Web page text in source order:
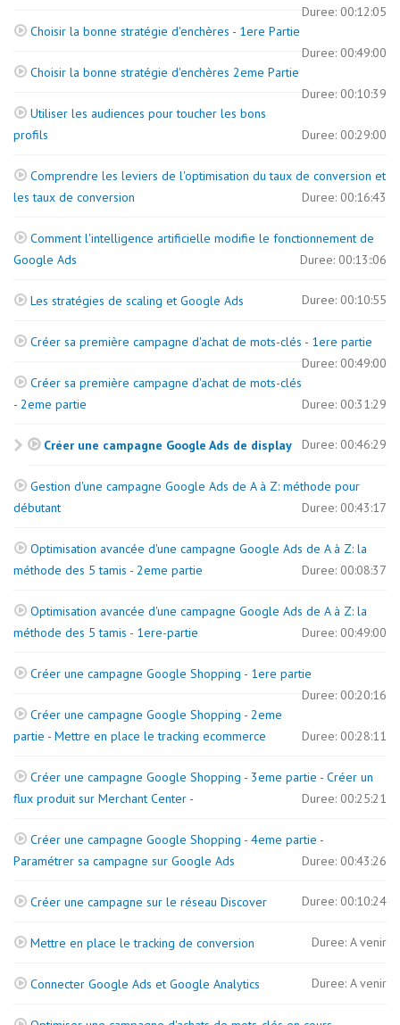
Duree: 00:12:05
Choisir la bonne stratégie d'enchères - 1ere Partie
Duree: 00:49:00
Choisir la bonne stratégie d'enchères 2eme Partie
Duree: 00:10:39
Utiliser les audiences pour toucher les bons
profils
Duree: 00:29:00
Comprendre les leviers de l'optimisation du taux de conversion et
les taux de conversion
Duree: 00:16:43
Comment l'intelligence artificielle modifie le fonctionnement de
Google Ads
Duree: 00:13::06
Les stratégies de scaling et Google Ads Duree: 00:10:55
Créer sa première campagne d'achat de mots-clés - 1ere partie
Duree: 00:49:00
Créer sa première campagne d'achat de mots-clés
- 2eme partie
Duree: 00:31:29
Créer une campagne Google Ads de display Duree: 00:46:29
Gestion d'une campagne Google Ads de A à Z: méthode pour
débutant
Duree: 00:43:17
Optimisation avancée d'une campagne Google Ads de A à Z: la
méthode des 5 tamis - 2eme partie
Duree: 00:08:37
Optimisation avancée d'une campagne Google Ads de A à Z: la
méthode des 5 tamis - 1ere-partie
Duree: 00:49:00
Créer une campagne Google Shopping - 1ere partie
Duree: 00:20:16
Créer une campagne Google Shopping - 2eme
partie - Mettre en place le tracking ecommerce
Duree: 00:28:11
Créer une campagne Google Shopping - 3eme partie - Créer un
flux produit sur Merchant Center -
Duree: 00:25:21
Créer une campagne Google Shopping - 4eme partie -
Paramétrer sa campagne sur Google Ads
Duree: 00:43:26
Créer une campagne sur le réseau Discover Duree: 00:10:24
Mettre en place le tracking de conversion Duree: A venir
Connecter Google Ads et Google Analytics Duree: A venir